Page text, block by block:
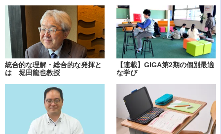
統合的な理解・総合的な発揮と
は 堀田龍也教授
【連載】GIGA第2期の個別最適
な学び